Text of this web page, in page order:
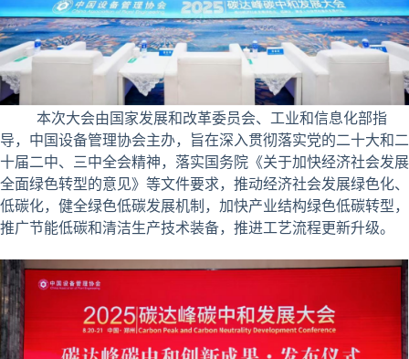
本次大会由国家发展和改革委员会、工业和信息化部指
导，中国设备管理协会主办，旨在深入贯彻落实党的二十大和二
十届二中、三中全会精神，落实国务院《关于加快经济社会发展
全面绿色转型的意见》等文件要求，推动经济社会发展绿色化、
低碳化，健全绿色低碳发展机制，加快产业结构绿色低碳转型，
推广节能低碳和清洁生产技术装备，推进工艺流程更新升级。